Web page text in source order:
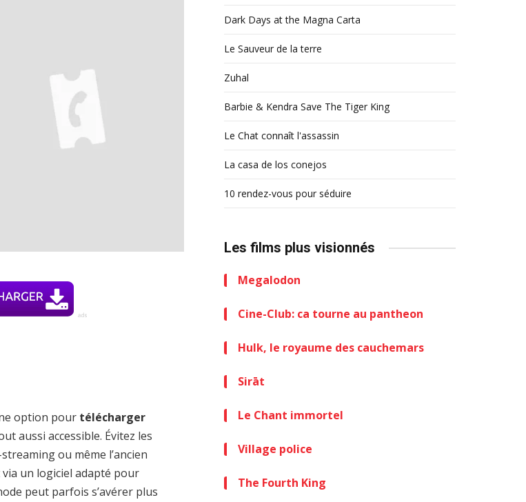
option pour télécharger
aussi accessible. Évitez les
ou même l’ancien
un logiciel adapté pour
peut parfois s’avérer plus
Dark Days at the Magna Carta
Le Sauveur de la terre
Zuhal
Barbie & Kendra Save The Tiger King
Le Chat connaît l'assassin
La casa de los conejos
10 rendez-vous pour séduire
Les films plus visionnés
Megalodon
Cine-Club: ca tourne au pantheon
Hulk, le royaume des cauchemars
Sirāt
Le Chant immortel
Village police
The Fourth King